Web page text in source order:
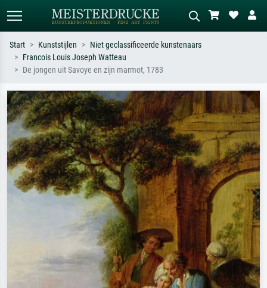
Standaard zoeken
Monet, Sterrennacht, impressionisme,
Hokusai-golf, naakt.
weide, abstract met veel rood, donker
olieverfschilderij, staand naakt naast
een boom.
Start Kunststijlen
Niet geclassificeerde kunstenaars
Francois Louis Joseph Watteau
De jongen uit Savoye en zijn marmot, 1783